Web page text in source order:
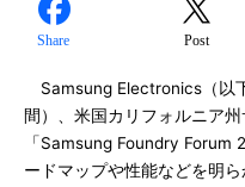
Share Post
Samsung Electronics（以
間）、米国カリフォルニア
「Samsung Foundry Forum
ードマップや性能などを明ら